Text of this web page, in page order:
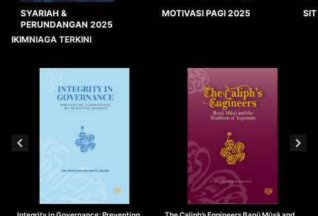
SYARIAH &
PERUNDANGAN 2025
MOTIVASI PAGI 2025
IKIMNIAGA TERKINI